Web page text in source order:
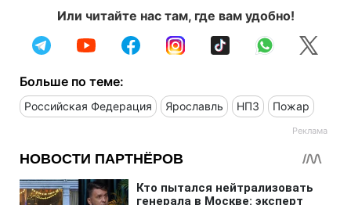
Или читайте нас там, где вам удобно!
Больше по теме:
Российская Федерация Ярославль НПЗ Пожар